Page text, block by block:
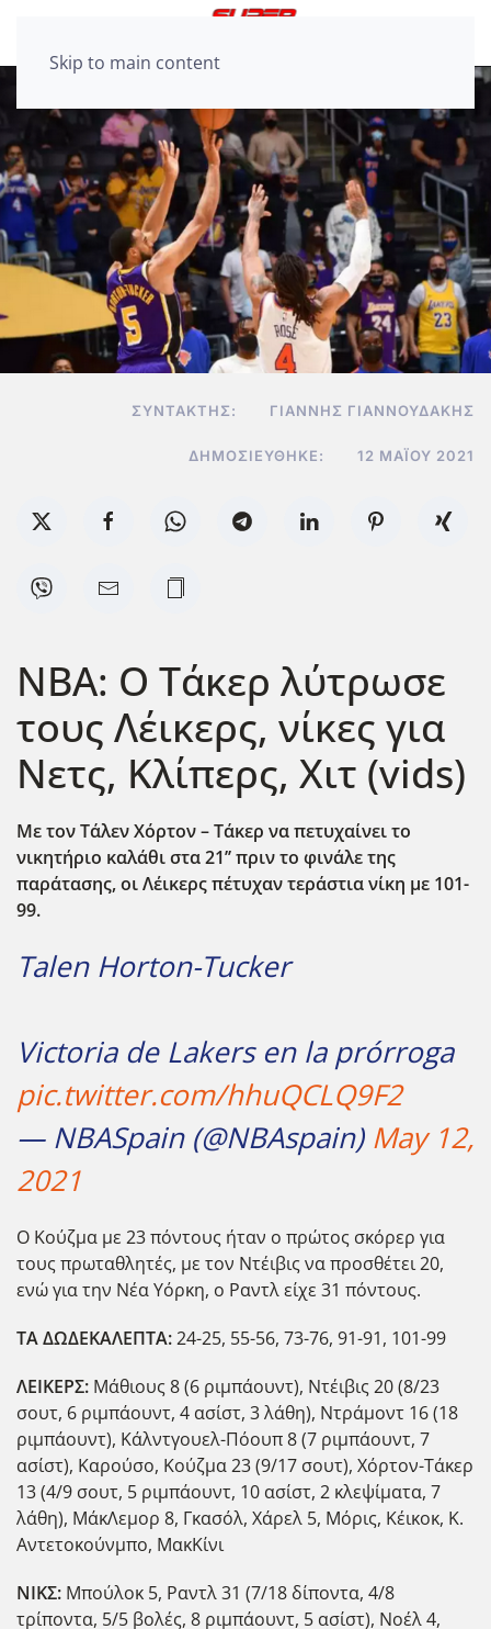
Skip to main content
ΣΥΝΤΆΚΤΗΣ: ΓΙΆΝΝΗΣ ΓΙΑΝΝΟΥΔΆΚΗΣ
ΔΗΜΟΣΙΕΎΘΗΚΕ: 12 ΜΑΪ́ΟΥ 2021
ΝΒΑ: Ο Τάκερ λύτρωσε
τους Λέικερς, νίκες για
Νετς, Κλίπερς, Χιτ (vids)
Με τον Τάλεν Χόρτον – Τάκερ να πετυχαίνει το
νικητήριο καλάθι στα 21’’ πριν το φινάλε της
παράτασης, οι Λέικερς πέτυχαν τεράστια νίκη με 101-
99.
Talen Horton-Tucker
Victoria de Lakers en la prórroga
pic.twitter.com/hhuQCLQ9F2
— NBASpain (@NBAspain) May 12,
2021
Ο Κούζμα με 23 πόντους ήταν ο πρώτος σκόρερ για
τους πρωταθλητές, με τον Ντέιβις να προσθέτει 20,
ενώ για την Νέα Υόρκη, ο Ραντλ είχε 31 πόντους.
ΤΑ ΔΩΔΕΚΑΛΕΠΤΑ:24-25, 55-56, 73-76, 91-91, 101-99
ΛΕΙΚΕΡΣ: Μάθιους 8 (6 ριμπάουντ), Ντέιβις 20 (8/23
σουτ, 6 ριμπάουντ, 4 ασίστ, 3 λάθη), Ντράμοντ 16 (18
ριμπάουντ), Κάλντγουελ-Πόουπ 8 (7 ριμπάουντ, 7
ασίστ), Καρούσο, Κούζμα 23 (9/17 σουτ), Χόρτον-Τάκερ
13 (4/9 σουτ, 5 ριμπάουντ, 10 ασίστ, 2 κλεψίματα, 7
λάθη), ΜάκΛεμορ 8, Γκασόλ, Χάρελ 5, Μόρις, Κέικοκ, Κ.
Αντετοκούνμπο, ΜακΚίνι
ΝΙΚΣ: Μπούλοκ 5, Ραντλ 31 (7/18 δίποντα, 4/8
τρίποντα, 5/5 βολές, 8 ριμπάουντ, 5 ασίστ), Νοέλ 4,